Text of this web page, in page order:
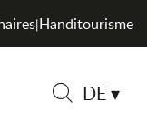
DE
|Handitourisme